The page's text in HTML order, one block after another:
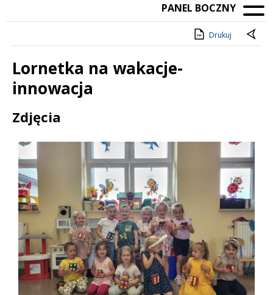
PANEL BOCZNY
Drukuj
Lornetka na wakacje-
innowacja
Treść
Zdjęcia